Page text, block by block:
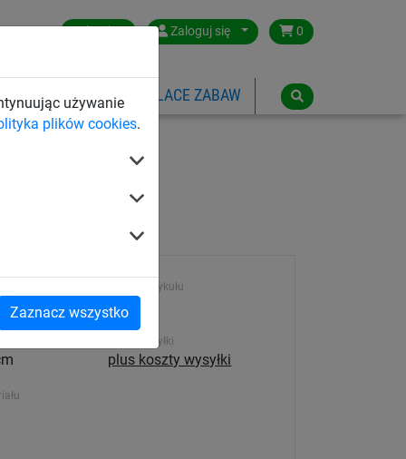
używanie
plików cookies.
Zaznacz wszystko
Poland Zaloguj się 0
LINOWE PLACE ZABAW
Numer artykułu
1062
Koszt wysyłki
plus koszty wysyłki